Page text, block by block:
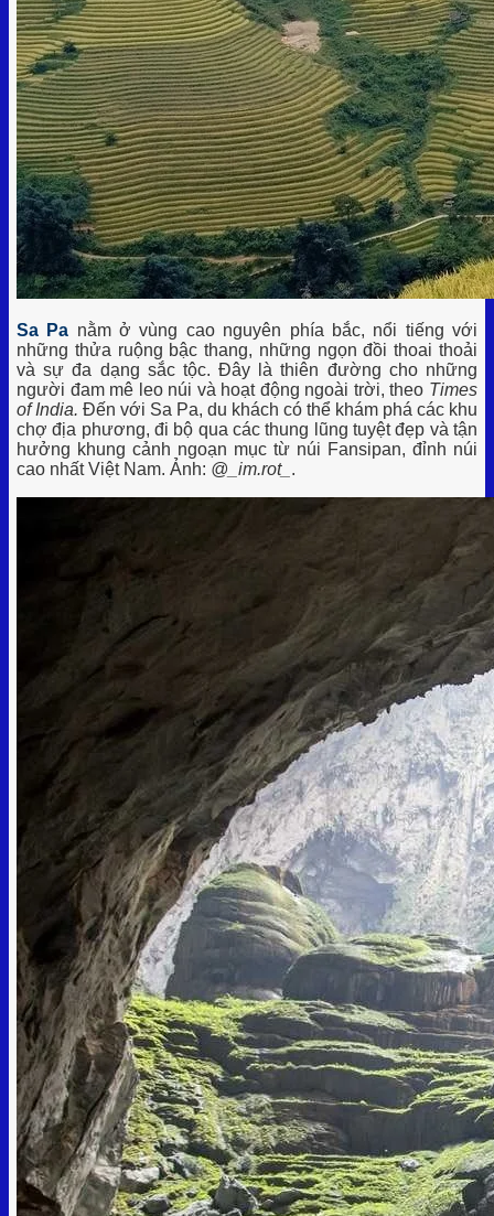
Sa Pa nằm ở vùng cao nguyên phía bắc, nổi tiếng với
những thửa ruộng bậc thang, những ngọn đồi thoai thoải
và sự đa dạng sắc tộc. Đây là thiên đường cho những
người đam mê leo núi và hoạt động ngoài trời, theo Times
of India. Đến với Sa Pa, du khách có thể khám phá các khu
chợ địa phương, đi bộ qua các thung lũng tuyệt đẹp và tận
hưởng khung cảnh ngoạn mục từ núi Fansipan, đỉnh núi
cao nhất Việt Nam. Ảnh: @_im.rot_ .